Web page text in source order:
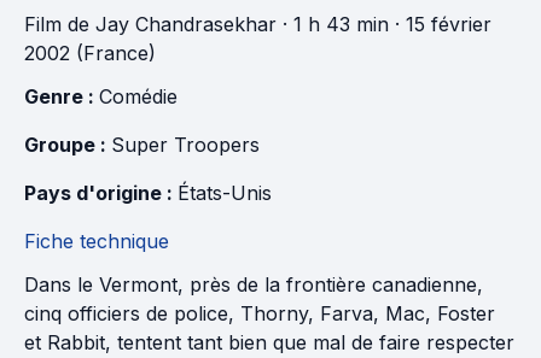
Film de Jay Chandrasekhar · 1 h 43 min · 15 février
2002 (France)
Genre : Comédie
Groupe : Super Troopers
Pays d'origine : États-Unis
Fiche technique
Dans le Vermont, près de la frontière canadienne,
cinq officiers de police, Thorny, Farva, Mac, Foster
et Rabbit, tentent tant bien que mal de faire respecter